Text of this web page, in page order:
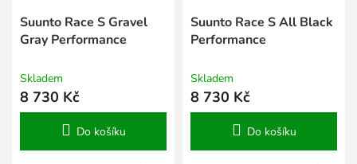
Suunto Race S Gravel
Gray Performance
Skladem
8 730 Kč
Do košíku
Suunto Race S All Black
Performance
Skladem
8 730 Kč
Do košíku